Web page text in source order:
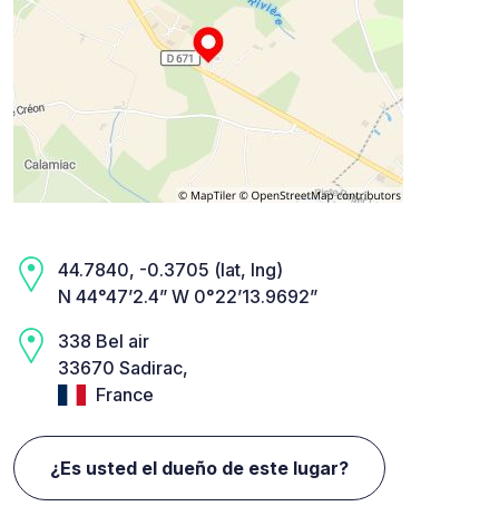
44.7840, -0.3705 (lat, lng)
N 44°47’2.4” W 0°22’13.9692”
338 Bel air
33670 Sadirac,
France
¿Es usted el dueño de este lugar?